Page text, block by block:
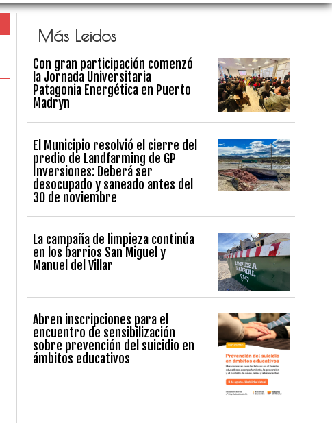
Más Leidos
Con gran participación comenzó
la Jornada Universitaria
Patagonia Energética en Puerto
Madryn
El Municipio resolvió el cierre del
predio de Landfarming de GP
Inversiones: Deberá ser
desocupado y saneado antes del
30 de noviembre
La campaña de limpieza continúa
en los barrios San Miguel y
Manuel del Villar
Abren inscripciones para el
encuentro de sensibilización
sobre prevención del suicidio en
ámbitos educativos